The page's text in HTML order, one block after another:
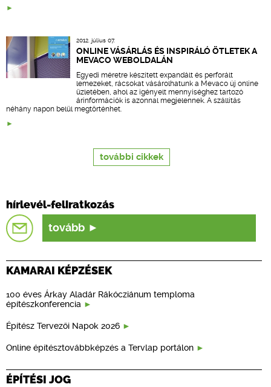
2012. július 07.
ONLINE VÁSÁRLÁS ÉS INSPIRÁLÓ ÖTLETEK A
MEVACO WEBOLDALÁN
Egyedi méretre készített expandált és perforált
lemezeket, rácsokat vásárolhatunk a Mevaco új online
üzletében, ahol az igényelt mennyiséghez tartozó
árinformációk is azonnal megjelennek. A szállítás
néhány napon belül megtörténhet.
további cikkek
hírlevél-feliratkozás
tovább
KAMARAI KÉPZÉSEK
100 éves Árkay Aladár Rákócziánum temploma
építészkonferencia
Építész Tervezői Napok 2026
Online építésztovábbképzés a Tervlap portálon
ÉPÍTÉSI JOG